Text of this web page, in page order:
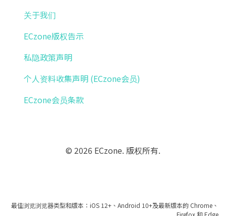
关于我们
ECzone版权告示
私隐政策声明
个人资料收集声明 (ECzone会员)
ECzone会员条款
© 2026 ECzone. 版权所有.
最佳浏览浏览器类型和版本：iOS 12+、Android 10+及最新版本的 Chrome、
Firefox 和 Edge